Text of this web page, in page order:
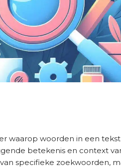
waarop woorden in een
betekenis en context
specifieke zoekwoorden,